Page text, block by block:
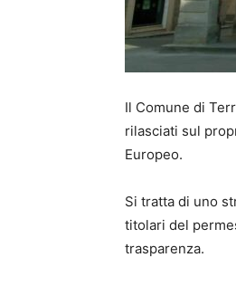
Il Comune di
rilasciati sul
Europeo.
Si tratta di uno
titolari del
trasparenza.